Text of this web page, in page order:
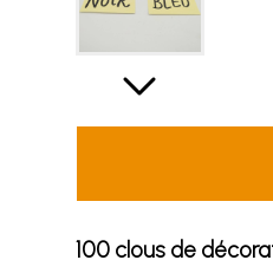
100 clous de